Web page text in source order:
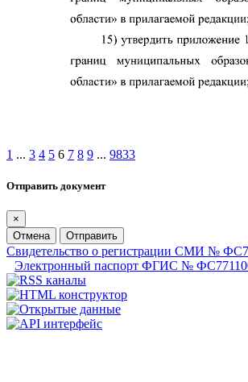
1 ... 3 4 5 6 7 8 9 ... 9833
Отправить документ
×
Отмена
Отправить
Свидетельство о регистрации СМИ №
Электронный паспорт ФГИС №